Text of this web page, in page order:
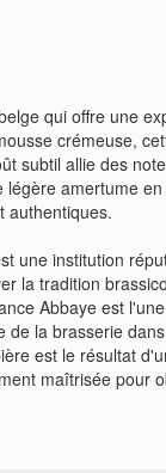
qui offre une
crémeuse,
subtil allie des
amertume
authentiques.
une institution
la tradition
Abbaye est
la brasserie
est le résultat
maîtrisée pour